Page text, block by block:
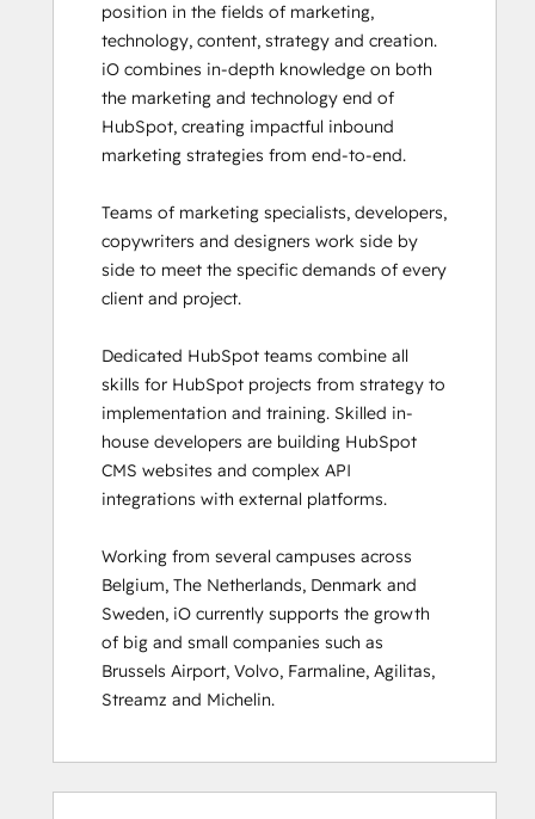
Messaging Tools
HubSpot CMS for Developers II
HubSpot Content Hub Software
HubSpot Email Marketing Software
Certification
HubSpot Implementation for Partners
Certification
HubSpot Marketing Software
HubSpot Reporting
HubSpot Sales Hub Software
HubSpot Solutions Partner
HubSpot Trainer Certification
Inbound
Inbound Marketing
Inbound Marketing Optimization
Inbound Sales
Marketing Hub Demo
Objectives-Based Onboarding
Platform Consulting
Revenue Operations
Sales Enablement
Sales Management Training: Strategies
Sales Team
Salesforce Integration Certification
position in the fields of marketing,
technology, content, strategy and creation.
iO combines in-depth knowledge on both
the marketing and technology end of
HubSpot, creating impactful inbound
marketing strategies from end-to-end.
Teams of marketing specialists, developers,
copywriters and designers work side by
side to meet the specific demands of every
client and project.
Dedicated HubSpot teams combine all
skills for HubSpot projects from strategy to
implementation and training. Skilled in-
house developers are building HubSpot
CMS websites and complex API
integrations with external platforms.
Working from several campuses across
Belgium, The Netherlands, Denmark and
Sweden, iO currently supports the growth
of big and small companies such as
Brussels Airport, Volvo, Farmaline, Agilitas,
Streamz and Michelin.